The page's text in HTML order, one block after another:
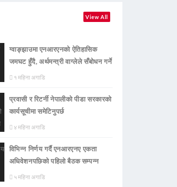
View All
ग्वाङ्झाउमा एनआरएनको ऐतिहासिक
जमघट हुँदै, अर्थमन्त्री वाग्लेले सँबोधन गर्ने
१ महिना अगाडि
प्रवासी र रिटर्नी नेपालीको पीडा सरकारको
कार्यसूचीमा समेटिनुपर्छ
४ महिना अगाडि
विभिन्न निर्णय गर्दै एनआरएनए एकता
अधिवेशनपछिको पहिलो बैठक सम्पन्न
५ महिना अगाडि